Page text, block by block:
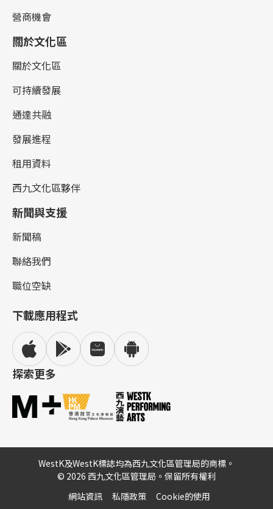
營商機會
關於文化區
關於文化區
可持續發展
通達共融
發展進程
租用資料
西九文化區夥伴
新聞與支援
新聞稿
聯絡我們
職位空缺
下載應用程式
探索更多
WestK及WestK標誌均為西九文化區管理局的商標。
© 2026 西九文化區管理局。保留所有權利
網站資訊
私隱政策 Cookie的使用